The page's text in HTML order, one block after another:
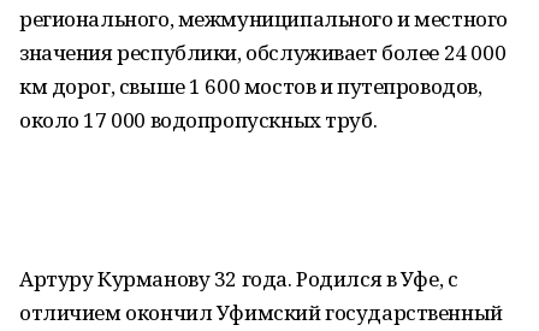
регионального, межмуниципального и местного
значения республики, обслуживает более 24 000
км дорог, свыше 1 600 мостов и путепроводов,
около 17 000 водопропускных труб.
Артуру Курманову 32 года. Родился в Уфе, с
отличием окончил Уфимский государственный